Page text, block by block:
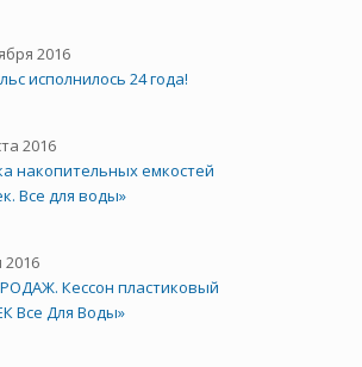
2016
исполнилось 24 года!
2016
накопительных емкостей
Все для воды»
Кессон пластиковый
Все Для Воды»